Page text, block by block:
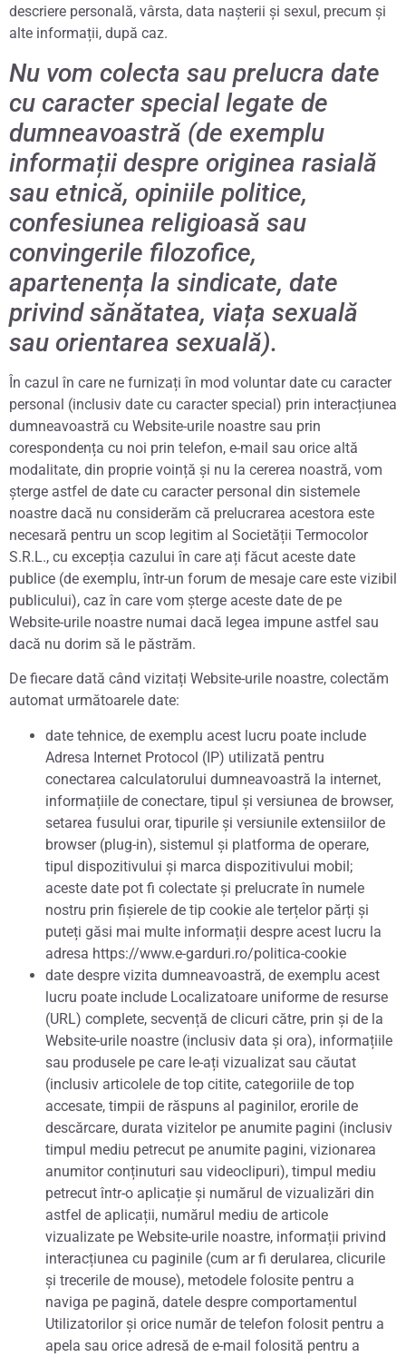
descriere personală, vârsta, data nașterii și sexul, precum și
alte informații, după caz.
Nu vom colecta sau prelucra date
cu caracter special legate de
dumneavoastră (de exemplu
informații despre originea rasială
sau etnică, opiniile politice,
confesiunea religioasă sau
convingerile filozofice,
apartenența la sindicate, date
privind sănătatea, viața sexuală
sau orientarea sexuală).
În cazul în care ne furnizați în mod voluntar date cu caracter
personal (inclusiv date cu caracter special) prin interacțiunea
dumneavoastră cu Website-urile noastre sau prin
corespondența cu noi prin telefon, e-mail sau orice altă
modalitate, din proprie voință și nu la cererea noastră, vom
șterge astfel de date cu caracter personal din sistemele
noastre dacă nu considerăm că prelucrarea acestora este
necesară pentru un scop legitim al Societății Termocolor
S.R.L., cu excepția cazului în care ați făcut aceste date
publice (de exemplu, într-un forum de mesaje care este vizibil
publicului), caz în care vom șterge aceste date de pe
Website-urile noastre numai dacă legea impune astfel sau
dacă nu dorim să le păstrăm.
De fiecare dată când vizitați Website-urile noastre, colectăm
automat următoarele date:
date tehnice, de exemplu acest lucru poate include
Adresa Internet Protocol (IP) utilizată pentru
conectarea calculatorului dumneavoastră la internet,
informațiile de conectare, tipul și versiunea de browser,
setarea fusului orar, tipurile și versiunile extensiilor de
browser (plug-in), sistemul și platforma de operare,
tipul dispozitivului și marca dispozitivului mobil;
aceste date pot fi colectate și prelucrate în numele
nostru prin fișierele de tip cookie ale terțelor părți și
puteți găsi mai multe informații despre acest lucru la
adresa https://www.e-garduri.ro/politica-cookie
date despre vizita dumneavoastră, de exemplu acest
lucru poate include Localizatoare uniforme de resurse
(URL) complete, secvență de clicuri către, prin și de la
Website-urile noastre (inclusiv data și ora), informațiile
sau produsele pe care le-ați vizualizat sau căutat
(inclusiv articolele de top citite, categoriile de top
accesate, timpii de răspuns al paginilor, erorile de
descărcare, durata vizitelor pe anumite pagini (inclusiv
timpul mediu petrecut pe anumite pagini, vizionarea
anumitor conținuturi sau videoclipuri), timpul mediu
petrecut într-o aplicație și numărul de vizualizări din
astfel de aplicații, numărul mediu de articole
vizualizate pe Website-urile noastre, informații privind
interacțiunea cu paginile (cum ar fi derularea, clicurile
și trecerile de mouse), metodele folosite pentru a
naviga pe pagină, datele despre comportamentul
Utilizatorilor și orice număr de telefon folosit pentru a
apela sau orice adresă de e-mail folosită pentru a